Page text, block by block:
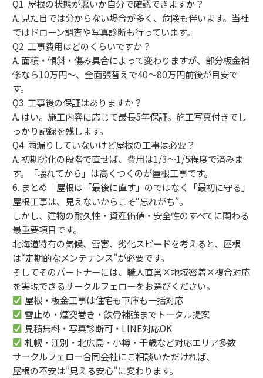
Q1. 屋根の状態が悪いか自分で確認できますか？
A. 見た目では分からない場合が多く、危険も伴います。当社
ではドローン調査や写真診断も行っています。
Q2. 工事費用はどのくらいですか？
A. 面積・傾斜・傷み具合によって変わりますが、部分板金補
修なら10万円〜、全面張替えで40〜80万円前後が目安で
す。
Q3. 工事後の保証はありますか？
A. はい。施工内容に応じて最長5年保証。施工写真付きでし
っかり記録を残します。
Q4. 雨漏りしていないけど屋根の工事は必要？
A. 初期劣化の段階で直せば、費用は1/3〜1/5程度で済みま
す。「壊れてから」は高くつくのが屋根工事です。
6. まとめ｜屋根は「最後に直す」のではなく「最初に守る」
屋根工事は、見えないからこそ“忘れがち”。
しかし、建物の耐久性・資産価値・安全性のすべてに関わる
最重要項目です。
北海道特有の気候、雪害、劣化スピードを考えると、屋根
は“定期的なメンテナンス”が必要です。
そしてそのパートナーには、職人直営×地域密着×複合対応
を実現できるサークルフェローをお選びください。
屋根・板金工事は住宅も車庫も一括対応
雪止め・煙突巻き・鉄骨補強までトータル提案
見積無料・写真診断可・LINE対応OK
札幌・江別・北広島・小樽・千歳など対応エリア多数
サークルフェロー合同会社にご相談いただければ、
屋根の不安は“見える安心”に変わります。